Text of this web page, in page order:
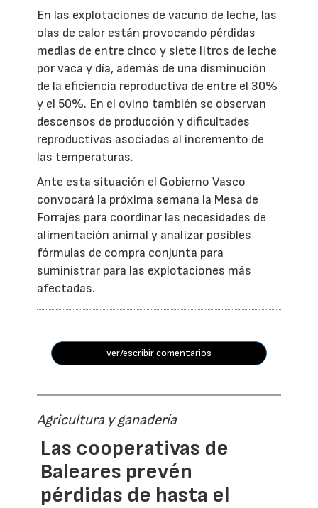
En las explotaciones de vacuno de leche, las
olas de calor están provocando pérdidas
medias de entre cinco y siete litros de leche
por vaca y día, además de una disminución
de la eficiencia reproductiva de entre el 30%
y el 50%. En el ovino también se observan
descensos de producción y dificultades
reproductivas asociadas al incremento de
las temperaturas.
Ante esta situación el Gobierno Vasco
convocará la próxima semana la Mesa de
Forrajes para coordinar las necesidades de
alimentación animal y analizar posibles
fórmulas de compra conjunta para
suministrar para las explotaciones más
afectadas.
ver/escribir comentarios
Agricultura y ganadería
Las cooperativas de
Baleares prevén
pérdidas de hasta el